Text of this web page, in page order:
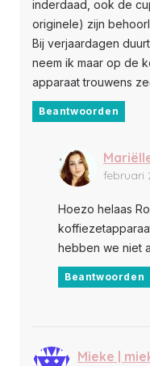
inderdaad, ook de
originele) zijn
Bij verjaardagen
neem ik maar op de
apparaat trouwens
Beantwoorden
februari
Hoezo helaas
hebben we niet
Beantwoorden
Mieke |